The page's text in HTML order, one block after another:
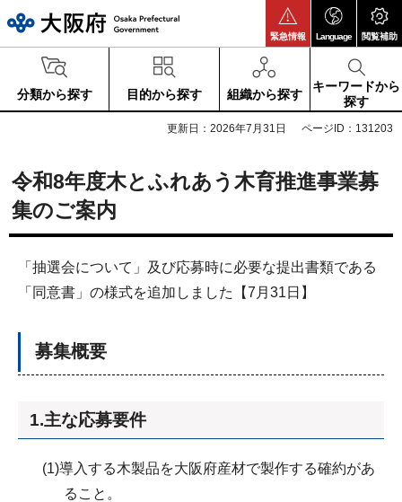
緊急情報 Language 閲覧補助
分類から探す 目的から探す 組織から探す
キーワードから
探す
更新日：2026年7月31日 ページID：131203
令和8年度木とふれあう木育推進事業募
集のご案内
「抽選会について」及び応募時に必要な提出書類である
「同意書」の様式を追加しました【7月31日】
募集概要
1.主な応募要件
(1)導入する木製品を大阪府産材で製作する確約があ
ること。